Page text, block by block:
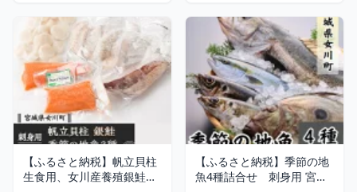
【ふるさと納税】帆立貝柱
生食用、女川産養殖銀鮭お
【ふるさと納税】季節の地
魚4種詰合せ 刺身用 宮城